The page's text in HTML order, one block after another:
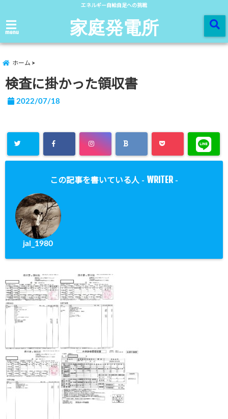
エネルギー自給自足への挑戦
menu 家庭発電所
ホーム
検査に掛かった領収書
2022/07/18
この記事を書いている人 - WRITER -
jal_1980